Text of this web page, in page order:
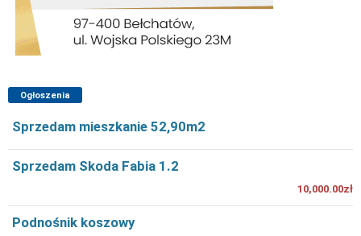
Ogłoszenia
Sprzedam mieszkanie 52,90m2
Sprzedam Skoda Fabia 1.2
10,000.00zł
Podnośnik koszowy